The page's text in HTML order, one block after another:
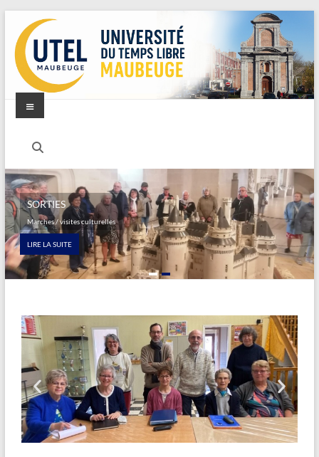
SORTIES
Marches / visites culturelles
LIRE LA SUITE